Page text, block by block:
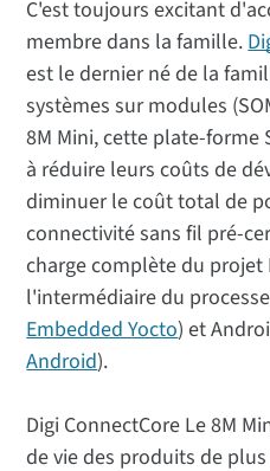
C'est toujours excitant
membre dans la famille.
est le dernier né de la
systèmes sur modules
8M Mini, cette plate-forme
à réduire leurs coûts de
diminuer le coût total de
connectivité sans fil pré-
charge complète du projet
l'intermédiaire du
Embedded Yocto) et
Android).
Digi ConnectCore Le 8M
de vie des produits de